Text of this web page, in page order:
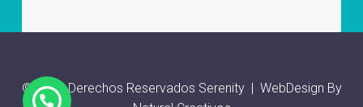
© 2025 Derechos Reservados Serenity | WebDesign By